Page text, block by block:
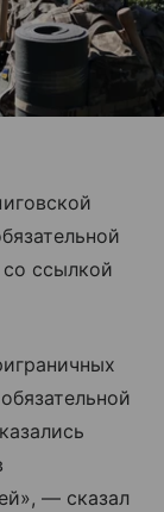
ссылкой
— сказал